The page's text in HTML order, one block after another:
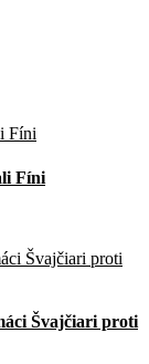
Fíni
Švajčiari proti